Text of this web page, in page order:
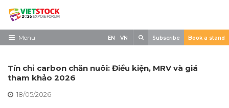
Skip
contentMenu
Về triển lãm
Trưng Bày
EN VN Subscribe Book a stand
Tín chỉ carbon chăn nuôi: Điều kiện, MRV và giá
tham khảo 2026
18/05/2026